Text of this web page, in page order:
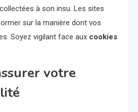
à son insu. Les sites
sur la manière dont vos
Soyez vigilant face aux cookies
votre